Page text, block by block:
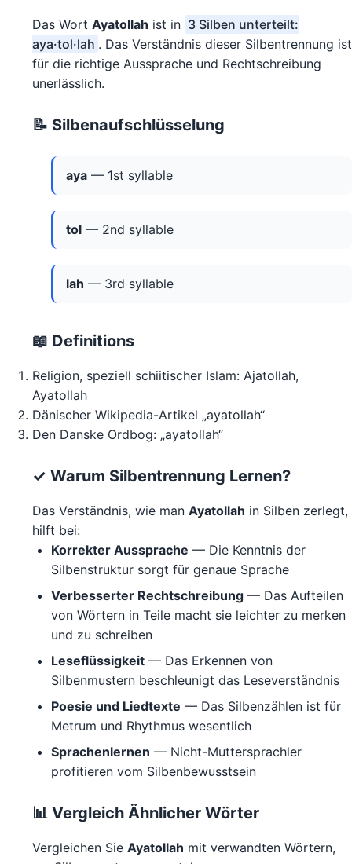
Das Wort Ayatollah ist in 3 Silben unterteilt:
aya·tol·lah . Das Verständnis dieser Silbentrennung ist
für die richtige Aussprache und Rechtschreibung
unerlässlich.
📝 Silbenaufschlüsselung
aya — 1st syllable
tol — 2nd syllable
lah — 3rd syllable
📖 Definitions
Religion, speziell schiitischer Islam: Ajatollah,
Ayatollah
Dänischer Wikipedia-Artikel „ayatollah“
Den Danske Ordbog: „ayatollah“
✓ Warum Silbentrennung Lernen?
Das Verständnis, wie man Ayatollah in Silben zerlegt,
hilft bei:
Korrekter Aussprache — Die Kenntnis der
Silbenstruktur sorgt für genaue Sprache
Verbesserter Rechtschreibung — Das Aufteilen
von Wörtern in Teile macht sie leichter zu merken
und zu schreiben
Leseflüssigkeit — Das Erkennen von
Silbenmustern beschleunigt das Leseverständnis
Poesie und Liedtexte — Das Silbenzählen ist für
Metrum und Rhythmus wesentlich
Sprachenlernen — Nicht-Muttersprachler
profitieren vom Silbenbewusstsein
📊 Vergleich Ähnlicher Wörter
Vergleichen Sie Ayatollah mit verwandten Wörtern,